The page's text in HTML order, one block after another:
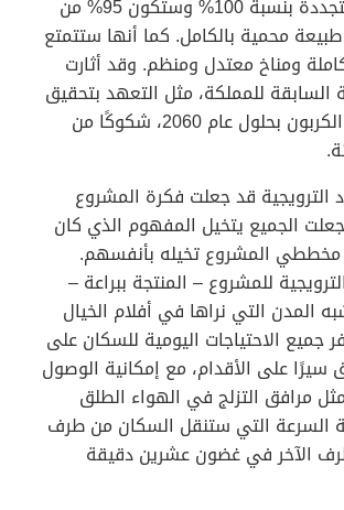
بالكامل طاقة متجددة بنسبة 100% وستكون 95% من
محمية بالكامل. كما أنها ستتمتع
ومناخ معتدل ومنظم. وقد أثارت
السابقة للمملكة، مثل التعهد بتحقيق
انعدام انبعاثات الكربون بحلول عام 2060، شكوكًا من
الترويجية قد جعلت فكرة المشروع
الجميع يتخيل المفهوم الذي كان
المشروع تخيله بأنفسهم.
للمشروع – المنتجة ببراعة –
المدن التي نراها في أفلام الخيال
جميع الاحتياجات اليومية للسكان على
على الأقدام، مع إمكانية الوصول
مرافق التزلج في الهواء الطلق
السرعة التي ستنقل السكان من طرف
الآخر في غضون عشرين دقيقة